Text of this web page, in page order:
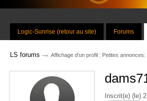
Logic-Sunrise (retour au site) Forums
LS forums → Affichage d'un profil : Petites annonces:
Inscrit(e) (le)